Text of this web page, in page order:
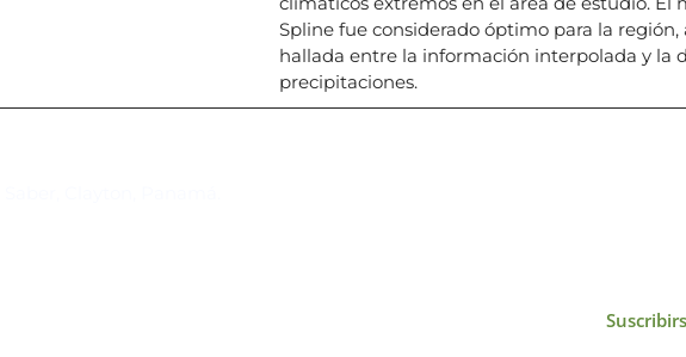
Spline fue considerado óptimo para la
hallada entre la información interpolada y la
precipitaciones.